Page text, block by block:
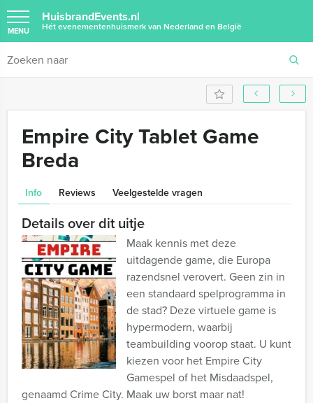
HuisbrandEvents.nl
Hét evenementenhuismerk van Nederland en België
MENU
Empire City Tablet Game
Breda
Info Reviews Veelgestelde vragen
Details over dit uitje
Maak kennis met deze
uitdagende game, die Europa
razendsnel verovert. Geen zin in
een standaard spelprogramma in
de stad? Deze virtuele game is
hypermodern, waarbij
teambuilding voorop staat. U kunt
kiezen voor het Empire City
Gamespel of het Misdaadspel,
genaamd Crime City. Maak uw borst maar nat!